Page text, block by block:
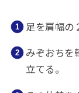
足を肩幅の
みぞおちを
立てる。